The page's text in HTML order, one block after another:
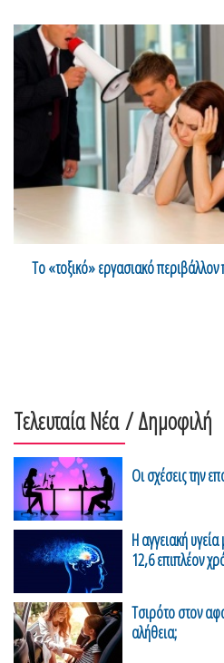
Το «τοξικό» εργασιακό περιβάλλον
Τελευταία Νέα/ Δημοφιλή
Οι σχέσεις την
H αγγειακή
12,6 επιπλέον
Τσιρότο στον
αλήθεια;